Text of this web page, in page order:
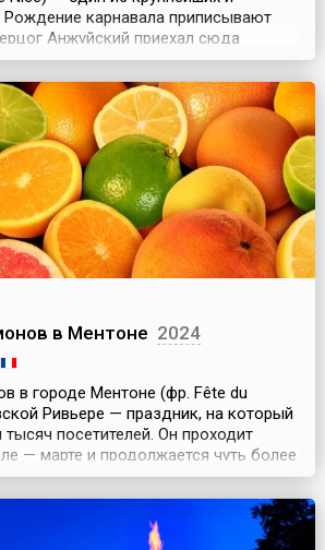
Рождение карнавала приписывают
Анжуйский приехал сюда
приятных деньков. Начались
мимы и прочие
это, как пожар, охватило весь
пугали масками рыбаки.
в Ментоне 2024
в городе Ментоне (фр. Fête du
Ривьере — праздник, на который
посетителей. Он проходит
— марте и продолжается чуть более
из Ментона, безусловно, короли
климат французской Ривьеры
их круглогодично. Снимают три
большой урожай — в ма...